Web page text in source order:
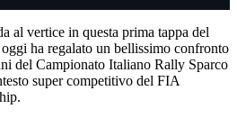
al vertice in questa prima tappa del
ha regalato un bellissimo confronto
del Campionato Italiano Rally Sparco
super competitivo del FIA